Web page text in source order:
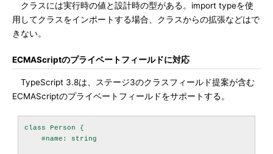
クラスには実行時の値と設計時の型がある。import typeを使
用してクラスをインポートする場合、クラスからの拡張などはで
きない。
ECMAScriptのプライベートフィールドに対応
TypeScript 3.8は、ステージ3のクラスフィールド提案が含む
ECMAScriptのプライベートフィールドをサポートする。
class Person {
    #name: string